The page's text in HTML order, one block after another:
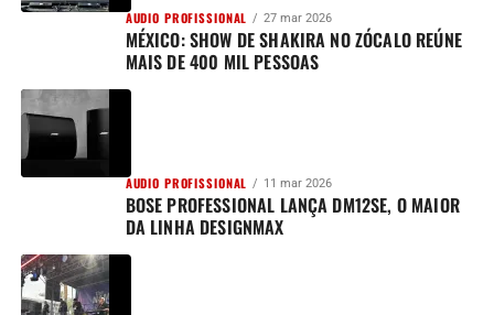
AUDIO PROFISSIONAL 27 mar 2026
MÉXICO: SHOW DE SHAKIRA NO ZÓCALO REÚNE
MAIS DE 400 MIL PESSOAS
AUDIO PROFISSIONAL 11 mar 2026
BOSE PROFESSIONAL LANÇA DM12SE, O MAIOR
DA LINHA DESIGNMAX